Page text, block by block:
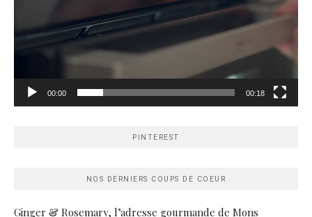
00:00 00:18
PINTEREST
NOS DERNIERS COUPS DE COEUR
Ginger & Rosemary, l’adresse gourmande de Mons